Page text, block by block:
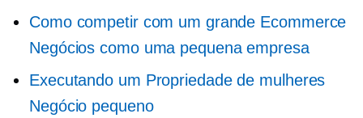
Como competir com um grande Ecommerce
Negócios como uma pequena empresa
Executando um Propriedade de mulheres
Negócio pequeno